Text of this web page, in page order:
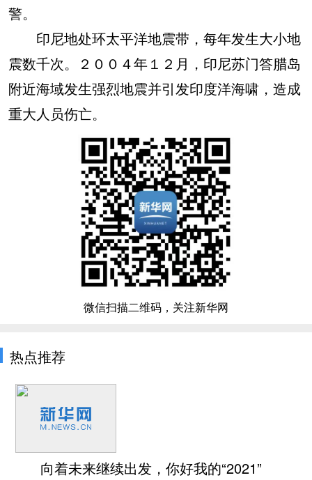
警。
印尼地处环太平洋地震带，每年发生大小地
震数千次。２００４年１２月，印尼苏门答腊岛
附近海域发生强烈地震并引发印度洋海啸，造成
重大人员伤亡。
微信扫描二维码，关注新华网
热点推荐
向着未来继续出发，你好我的“2021”